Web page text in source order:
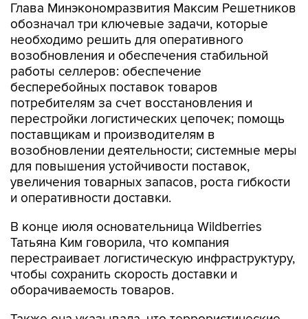
Глава Минэкономразвития Максим Решетников
обозначал три ключевые задачи, которые
необходимо решить для оперативного
возобновления и обеспечения стабильной
работы селлеров: обеспечение
бесперебойных поставок товаров
потребителям за счет восстановления и
перестройки логистических цепочек; помощь
поставщикам и производителям в
возобновлении деятельности; системные меры
для повышения устойчивости поставок,
увеличения товарных запасов, роста гибкости
и оперативности доставки.
В конце июля основательница Wildberries
Татьяна Ким говорила, что компания
перестраивает логистическую инфраструктуру,
чтобы сохранить скорость доставки и
оборачиваемость товаров.